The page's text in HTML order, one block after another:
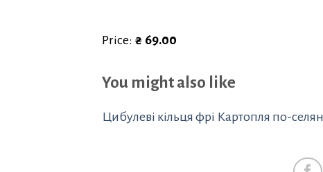
Price: ₴ 69.00
You might also like
Цибулеві кільця фрі Картопля по-